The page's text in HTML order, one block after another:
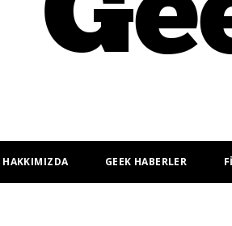
HAKKIMIZDA GEEK HABERLER